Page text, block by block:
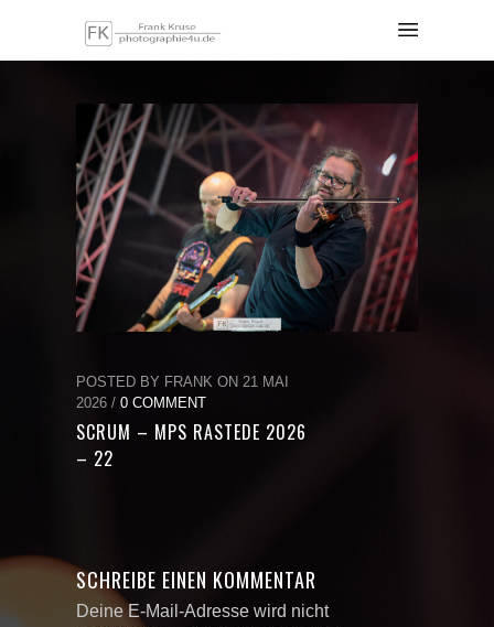
POSTED BY FRANK ON 21 MAI
2026 / 0 COMMENT
SCRUM – MPS RASTEDE 2026
– 22
SCHREIBE EINEN KOMMENTAR
Deine E-Mail-Adresse wird nicht